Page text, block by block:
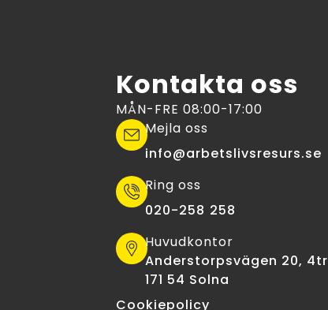
Kontakta oss
MÅN-FRE 08:00-17:00
Mejla oss
info@arbetslivsresurs.se​
Ring oss
020-258 258
Huvudkontor
Anderstorpsvägen 20, 4tr
171 54 Solna
Cookiepolicy